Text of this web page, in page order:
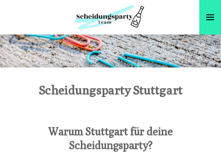
springen
Scheidungsparty Stuttgart
Warum Stuttgart für deine
Scheidungsparty?